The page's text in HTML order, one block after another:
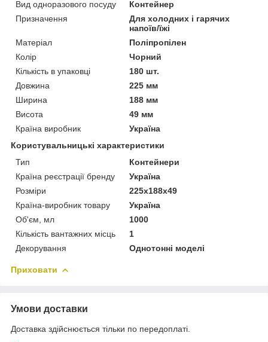
Вид одноразового посуду
Контейнер
Призначення
Для холодних і гарячих
напоїв/їжі
Матеріал
Поліпропілен
Колір
Чорний
Кількість в упаковці
180 шт.
Довжина
225 мм
Ширина
188 мм
Висота
49 мм
Країна виробник
Україна
Користувальницькі характеристики
Тип
Контейнери
Країна реєстрації бренду
Україна
Розміри
225х188х49
Країна-виробник товару
Україна
Об'єм, мл
1000
Кількість вантажних місць
1
Декорування
Однотонні моделі
Приховати
Умови доставки
Доставка здійснюється тільки по передоплаті.